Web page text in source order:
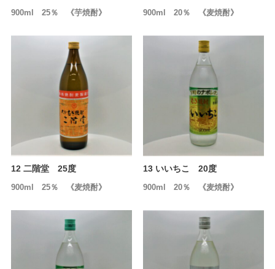
900ml 25％ 《芋焼酎》 900ml 20％ 《麦焼酎》
12 二階堂 25度
900ml 25％ 《麦焼酎》
13 いいちこ 20度
900ml 20％ 《麦焼酎》